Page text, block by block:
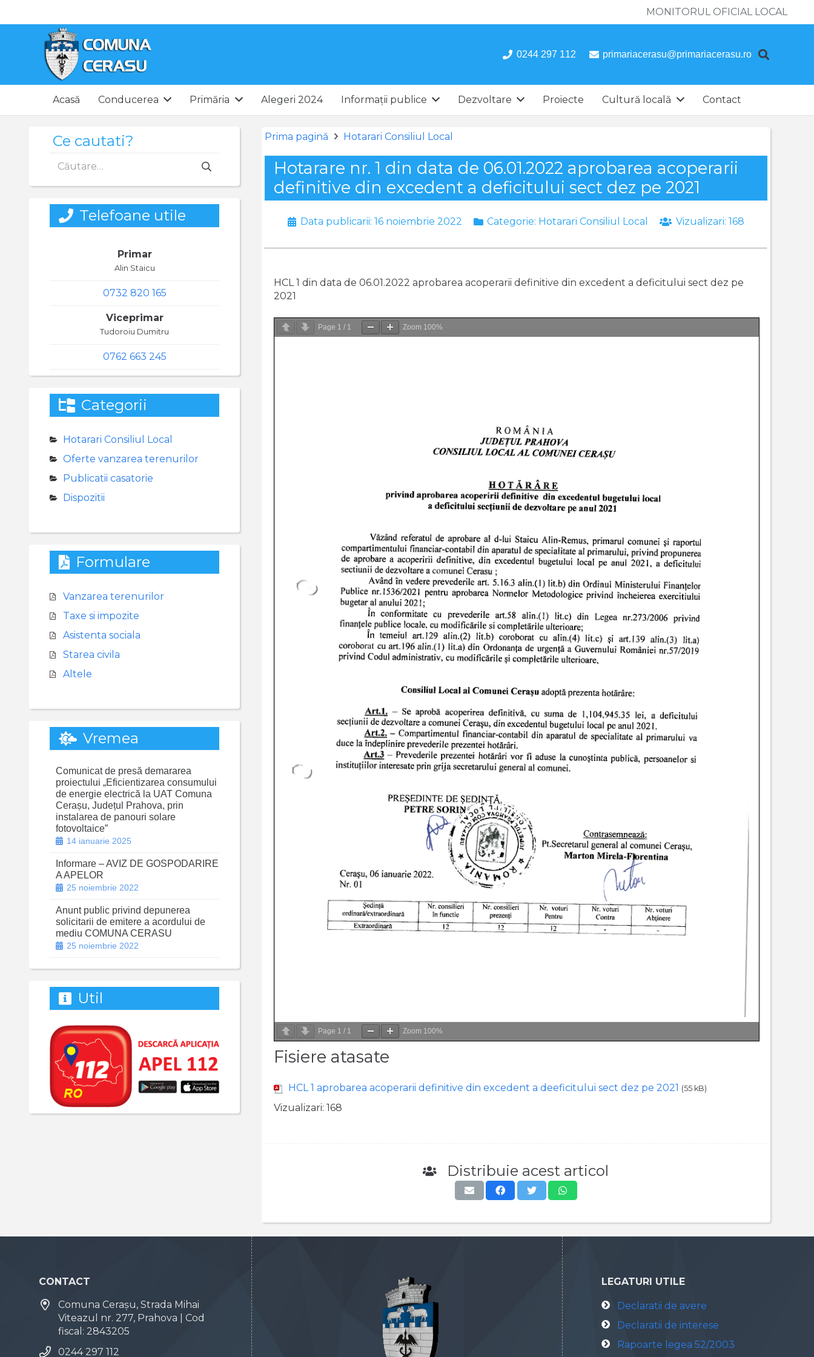
MONITORUL OFICIAL LOCAL
0244 297 112 primariacerasu@primariacerasu.ro
Acasă Conducerea Primăria Alegeri 2024 Informații publice Dezvoltare Proiecte Cultură locală Contact
Prima pagină Hotarari Consiliul Local
Hotarare nr. 1 din data de 06.01.2022 aprobarea acoperarii
definitive din excedent a deficitului sect dez pe 2021
Data publicarii: 16 noiembrie 2022 Categorie: Hotarari Consiliul Local Vizualizari: 168
HCL 1 din data de 06.01.2022 aprobarea acoperarii definitive din excedent a deficitului sect dez pe
2021
Page 1 / 1 Zoom 100%
Page 1 / 1 Zoom 100%
Fisiere atasate
HCL 1 aprobarea acoperarii definitive din excedent a deeficitului sect dez pe 2021 (55 kB)
Vizualizari: 168
Distribuie acest articol
Ce cautati?
după:
Telefoane utile
Primar
Alin Staicu
0732 820 165
Viceprimar
Tudoroiu Dumitru
0762 663 245
Categorii
Hotarari Consiliul Local
Oferte vanzarea terenurilor
Publicatii casatorie
Dispozitii
Formulare
Vanzarea terenurilor
Taxe si impozite
Asistenta sociala
Starea civila
Altele
Vremea
Comunicat de presă demararea
proiectului „Eficientizarea consumului
de energie electrică la UAT Comuna
Cerașu, Județul Prahova, prin
instalarea de panouri solare
fotovoltaice”
14 ianuarie 2025
Informare – AVIZ DE GOSPODARIRE
A APELOR
25 noiembrie 2022
Anunt public privind depunerea
solicitarii de emitere a acordului de
mediu COMUNA CERASU
25 noiembrie 2022
Util
CONTACT
Comuna Cerașu, Strada Mihai
Viteazul nr. 277, Prahova | Cod
fiscal: 2843205
0244 297 112
LEGATURI UTILE
Declaratii de avere
Declaratii de interese
Rapoarte legea 52/2003